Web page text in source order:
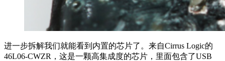
进一步拆解我们就能看到内置的芯片了。来自Cirrus Logic的
46L06-CWZR，这是一颗高集成度的芯片，里面包含了USB